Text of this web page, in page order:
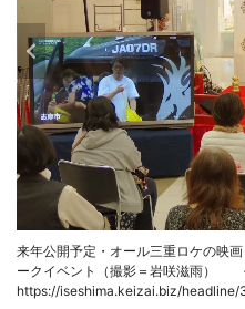
来年公開予定・オール三重ロケの映
ークイベント（撮影＝岩咲滋雨）
https://iseshima.keizai.biz/headline/